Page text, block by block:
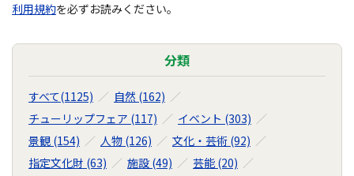
利用規約を必ずお読みください。
分類
すべて(1125)
自然 (162)
チューリップフェア (117)
イベント (303)
景観 (154)
人物 (126)
文化・芸術 (92)
指定文化財 (63)
施設 (49)
芸能 (20)